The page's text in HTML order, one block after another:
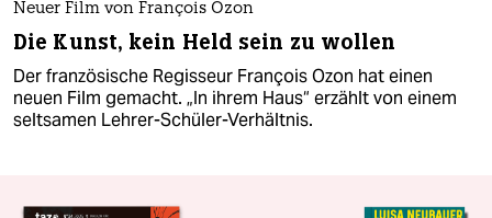
Neuer Film von François Ozon
Die Kunst, kein Held sein zu wollen
Der französische Regisseur François Ozon hat einen
neuen Film gemacht. „In ihrem Haus“ erzählt von einem
seltsamen Lehrer-Schüler-Verhältnis.